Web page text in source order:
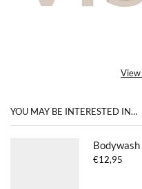
View
YOU MAY BE INTERESTED IN…
€12,95